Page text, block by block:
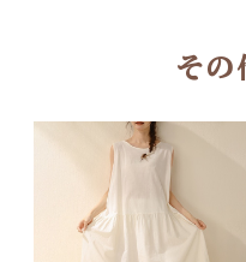
その